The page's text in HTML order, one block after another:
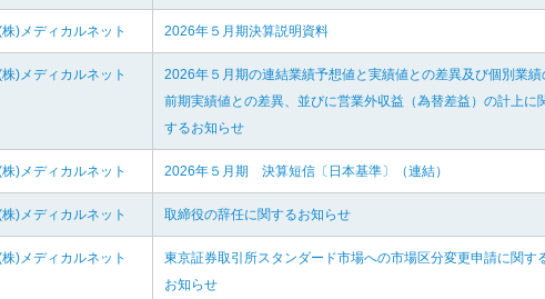
)メディカルネット 2026年５月期決算説明資料
)メディカルネット
2026年５月期の連結業績予想値と実績値との差異及び個別業績
前期実績値との差異、並びに営業外収益（為替差益）の計上に
するお知らせ
)メディカルネット 2026年５月期 決算短信〔日本基準〕（連結）
)メディカルネット 取締役の辞任に関するお知らせ
)メディカルネット
東京証券取引所スタンダード市場への市場区分変更申請に関す
お知らせ